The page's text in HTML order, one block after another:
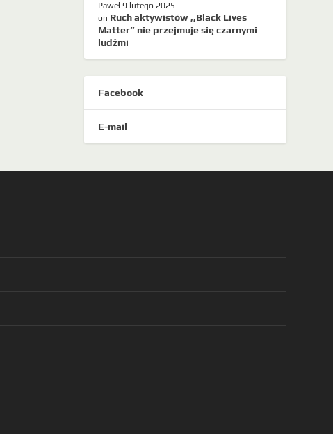
Paweł 9 lutego 2025
on Ruch aktywistów ,,Black Lives
Matter” nie przejmuje się czarnymi
ludźmi
Facebook
E-mail